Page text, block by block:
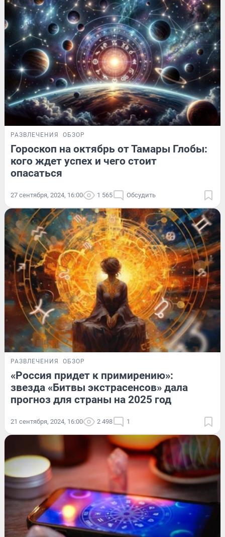
РАЗВЛЕЧЕНИЯ ОБЗОР
Гороскоп на октябрь от Тамары Глобы:
кого ждет успех и чего стоит
опасаться
27 сентября, 2024, 16:00 1 565 Обсудить
РАЗВЛЕЧЕНИЯ ОБЗОР
«Россия придет к примирению»:
звезда «Битвы экстрасенсов» дала
прогноз для страны на 2025 год
21 сентября, 2024, 16:00 2 498 1